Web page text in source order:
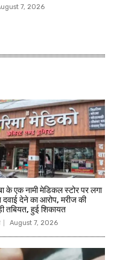
7, 2026
के एक नामी मेडिकल स्टोर पर लगा
देने का आरोप, मरीज की
तबियत, हुई शिकायत
August 7, 2026